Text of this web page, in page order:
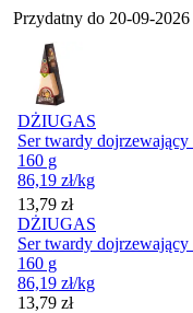
Przydatny do 20-09-2026
DŻIUGAS
Ser twardy
160 g
86,19 zł/kg
Cena
13,79 zł
DŻIUGAS
Ser twardy
160 g
86,19 zł/kg
Cena
13,79 zł